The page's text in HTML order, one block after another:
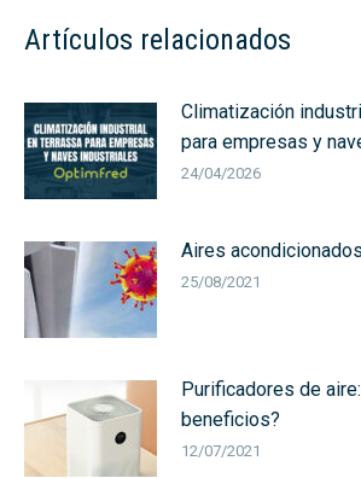
Artículos relacionados
Climatización
para empresas y
24/04/2026
Aires
25/08/2021
Purificadores de
beneficios?
12/07/2021